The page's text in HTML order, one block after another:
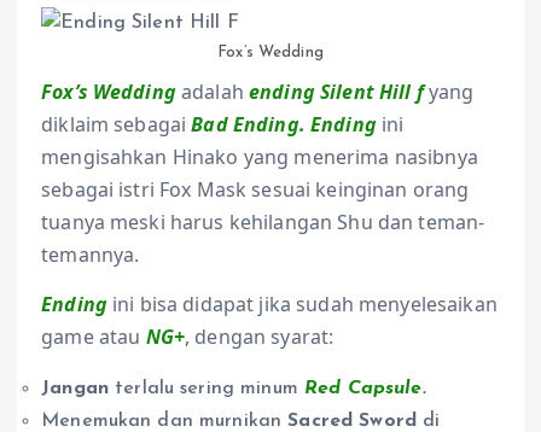
Fox’s Wedding
Fox’s Weddingadalahending Silent Hill fyang
diklaim sebagaiBad Ending. Ending ini
mengisahkan Hinako yang menerima nasibnya
sebagai istri Fox Mask sesuai keinginan orang
tuanya meski harus kehilangan Shu dan teman-
temannya.
Ending ini bisa didapat jika sudah menyelesaikan
game atau NG+, dengan syarat:
Jangan terlalu sering minum Red Capsule.
Menemukan dan murnikanSacred Sword di